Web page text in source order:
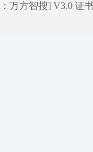
万方智搜] V3.0 证